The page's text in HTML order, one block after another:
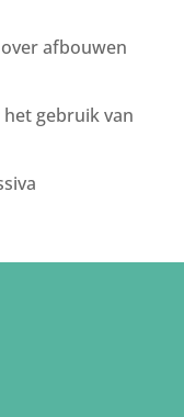
afbouwen
gebruik van